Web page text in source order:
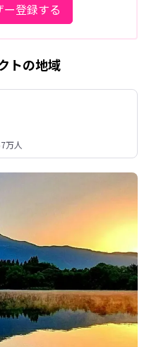
登録する
トの地域
万人